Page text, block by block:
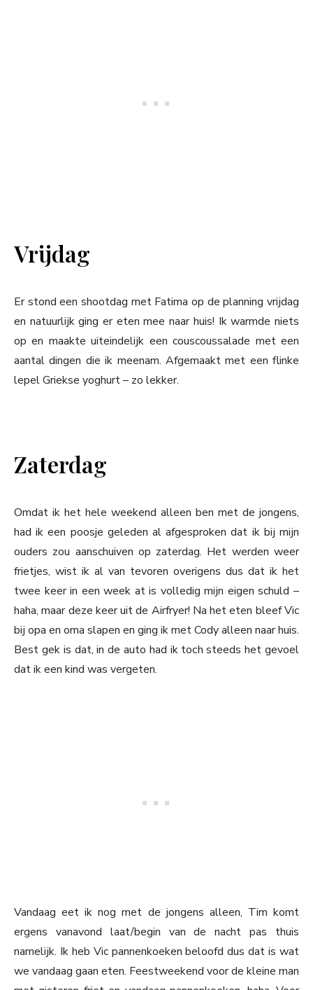
Vrijdag
Er stond een shootdag met Fatima op de planning vrijdag
en natuurlijk ging er eten mee naar huis! Ik warmde niets
op en maakte uiteindelijk een couscoussalade met een
aantal dingen die ik meenam. Afgemaakt met een flinke
lepel Griekse yoghurt – zo lekker.
Zaterdag
Omdat ik het hele weekend alleen ben met de jongens,
had ik een poosje geleden al afgesproken dat ik bij mijn
ouders zou aanschuiven op zaterdag. Het werden weer
frietjes, wist ik al van tevoren overigens dus dat ik het
twee keer in een week at is volledig mijn eigen schuld –
haha, maar deze keer uit de Airfryer! Na het eten bleef Vic
bij opa en oma slapen en ging ik met Cody alleen naar huis.
Best gek is dat, in de auto had ik toch steeds het gevoel
dat ik een kind was vergeten.
Vandaag eet ik nog met de jongens alleen, Tim komt
ergens vanavond laat/begin van de nacht pas thuis
namelijk. Ik heb Vic pannenkoeken beloofd dus dat is wat
we vandaag gaan eten. Feestweekend voor de kleine man